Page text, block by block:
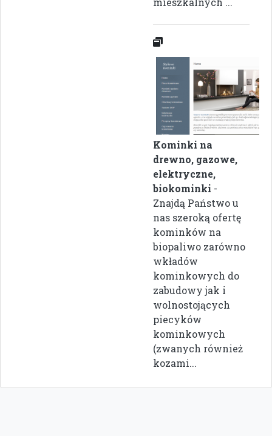
Kominki na
drewno, gazowe,
elektryczne,
biokominki -
Znajdą Państwo u
nas szeroką ofertę
kominków na
biopaliwo zarówno
wkładów
kominkowych do
zabudowy jak i
wolnostojących
piecyków
kominkowych
(zwanych również
kozami...